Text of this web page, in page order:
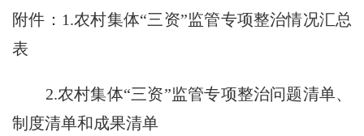
附件： 1.农村集体“三资”监管专项整治情况汇总
表
2.农村集体“三资”监管专项整治问题清单、
制度清单和成果清单